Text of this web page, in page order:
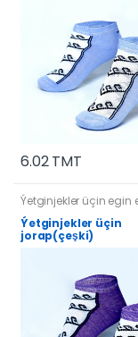
6.02 TMT
Ýetginjekler üçin egin
Ýetginjekler üçin
jorap(çeşki)